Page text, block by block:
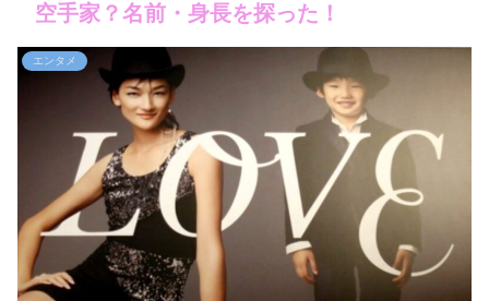
空手家？名前・身長を探った！
エンタメ